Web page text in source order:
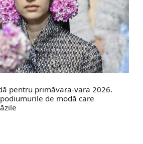
pentru primăvara-vara 2026.
de modă care